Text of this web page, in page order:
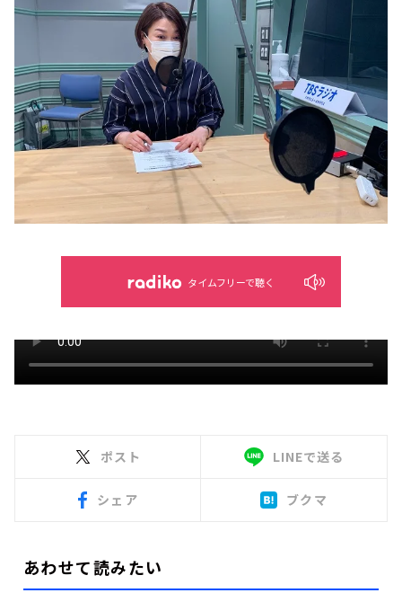
タイムフリーで聴く
ポスト LINEで送る
シェア ブクマ
あわせて読みたい